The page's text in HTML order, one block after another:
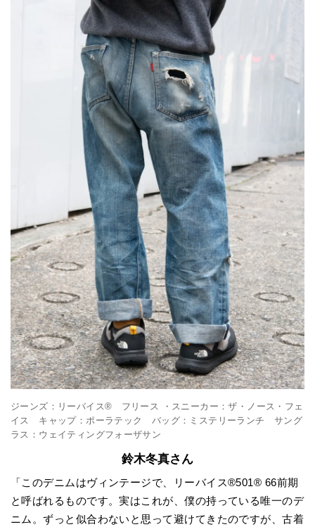
ジーンズ：リーバイス® フリース ・スニーカー：ザ・ノース・フェ
イス キャップ：ポーラテック バッグ：ミステリーランチ サング
ラス：ウェイティングフォーザサン
鈴木冬真さん
「このデニムはヴィンテージで、リーバイス®501® 66前期
と呼ばれるものです。実はこれが、僕の持っている唯一のデ
ニム。ずっと似合わないと思って避けてきたのですが、古着